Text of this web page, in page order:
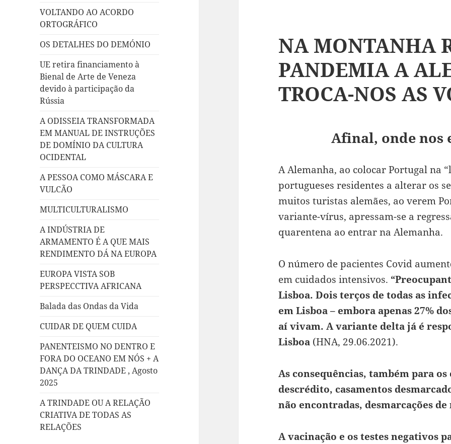
VOLTANDO AO ACORDO
ORTOGRÁFICO
OS DETALHES DO DEMÓNIO
UE retira financiamento à
Bienal de Arte de Veneza
devido à participação da
Rússia
A ODISSEIA TRANSFORMADA
EM MANUAL DE INSTRUÇÕES
DE DOMÍNIO DA CULTURA
OCIDENTAL
A PESSOA COMO MÁSCARA E
VULCÃO
MULTICULTURALISMO
A INDÚSTRIA DE
ARMAMENTO É A QUE MAIS
RENDIMENTO DÁ NA EUROPA
EUROPA VISTA SOB
PERSPECCTIVA AFRICANA
Balada das Ondas da Vida
CUIDAR DE QUEM CUIDA
PANENTEISMO NO DENTRO E
FORA DO OCEANO EM NÓS + A
DANÇA DA TRINDADE , Agosto
2025
A TRINDADE OU A RELAÇÃO
CRIATIVA DE TODAS AS
RELAÇÕES
NA MONTANHA
PANDEMIA A
TROCA-NOS AS
Afinal, onde nos
A Alemanha, ao colocar Portugal na
portugueses residentes a alterar os
muitos turistas alemães, ao verem
variante-vírus, apressam-se a
quarentena ao entrar na Alemanha.
O número de pacientes Covid
em cuidados intensivos.
Lisboa. Dois terços de todas as
em Lisboa – embora apenas 27%
aí vivam. A variante delta já é
Lisboa (HNA, 29.06.2021).
As consequências, também para
descrédito, casamentos
não encontradas, desmarcações
A vacinação e os testes negativos